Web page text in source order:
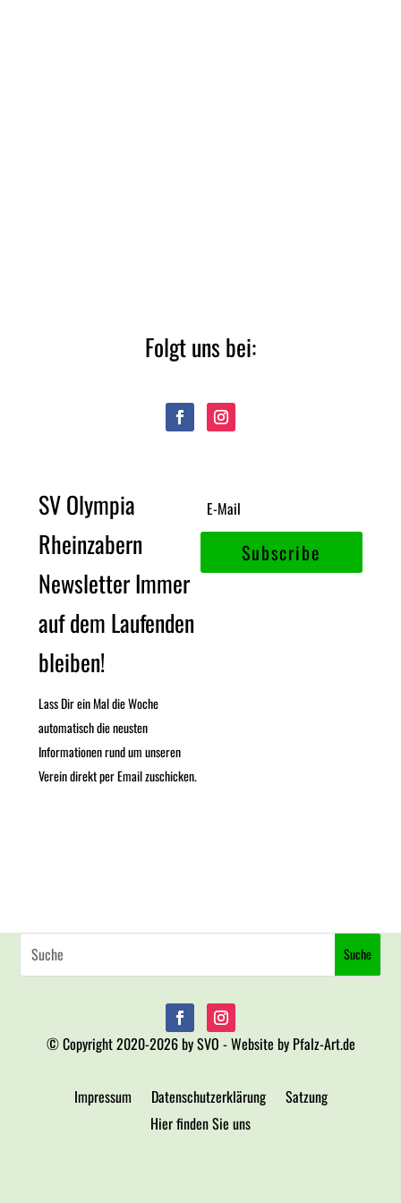
Folgt uns bei:
SV Olympia
Rheinzabern
Newsletter Immer
auf dem Laufenden
bleiben!
Lass Dir ein Mal die Woche
automatisch die neusten
Informationen rund um unseren
Verein direkt per Email zuschicken.
Subscribe
© Copyright 2020-2026 by SVO - Website by Pfalz-Art.de
Impressum Datenschutzerklärung
Satzung
Hier finden Sie uns